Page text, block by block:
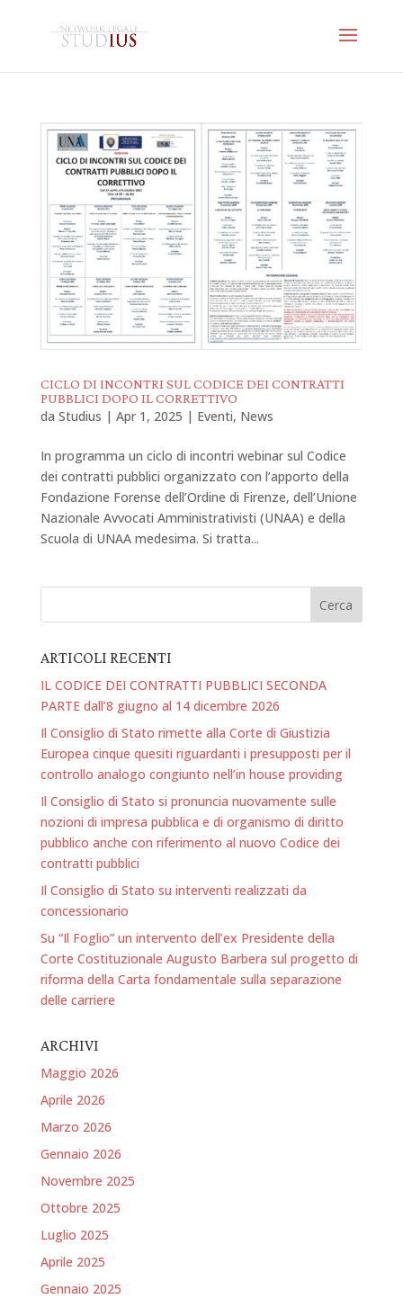
CICLO DI INCONTRI SUL CODICE DEI CONTRATTI
PUBBLICI DOPO IL CORRETTIVO
da Studius | Apr 1, 2025 | Eventi, News
In programma un ciclo di incontri webinar sul Codice
dei contratti pubblici organizzato con l’apporto della
Fondazione Forense dell’Ordine di Firenze, dell’Unione
Nazionale Avvocati Amministrativisti (UNAA) e della
Scuola di UNAA medesima. Si tratta...
ARTICOLI RECENTI
IL CODICE DEI CONTRATTI PUBBLICI SECONDA
PARTE dall’8 giugno al 14 dicembre 2026
Il Consiglio di Stato rimette alla Corte di Giustizia
Europea cinque quesiti riguardanti i presupposti per il
controllo analogo congiunto nell’in house providing
Il Consiglio di Stato si pronuncia nuovamente sulle
nozioni di impresa pubblica e di organismo di diritto
pubblico anche con riferimento al nuovo Codice dei
contratti pubblici
Il Consiglio di Stato su interventi realizzati da
concessionario
Su “Il Foglio” un intervento dell’ex Presidente della
Corte Costituzionale Augusto Barbera sul progetto di
riforma della Carta fondamentale sulla separazione
delle carriere
ARCHIVI
Maggio 2026
Aprile 2026
Marzo 2026
Gennaio 2026
Novembre 2025
Ottobre 2025
Luglio 2025
Aprile 2025
Gennaio 2025